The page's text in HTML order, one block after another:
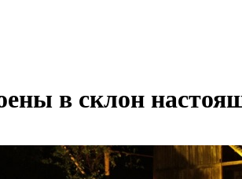
в склон